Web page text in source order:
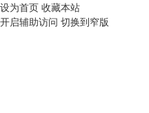
设为首页 收藏本站
开启辅助访问 切换到窄版